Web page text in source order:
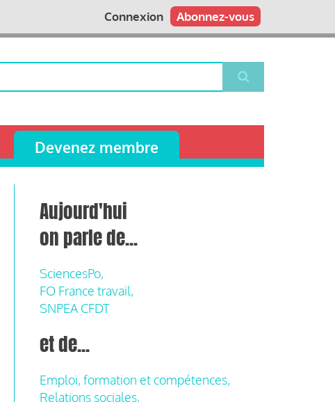
Abonnez-vous
Connexion
Devenez membre
Aujourd'hui
on parle de...
SciencesPo,
FO France travail,
SNPEA CFDT
et de...
Emploi, formation et compétences,
Relations sociales,